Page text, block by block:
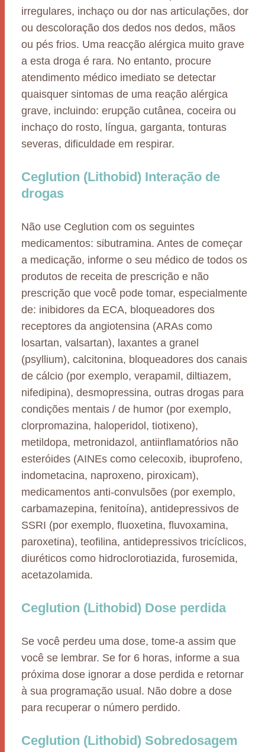
irregulares, inchaço ou dor nas articulações, dor
ou descoloração dos dedos nos dedos, mãos
ou pés frios. Uma reacção alérgica muito grave
a esta droga é rara. No entanto, procure
atendimento médico imediato se detectar
quaisquer sintomas de uma reação alérgica
grave, incluindo: erupção cutânea, coceira ou
inchaço do rosto, língua, garganta, tonturas
severas, dificuldade em respirar.
Ceglution (Lithobid) Interação de
drogas
Não use Ceglution com os seguintes
medicamentos: sibutramina. Antes de começar
a medicação, informe o seu médico de todos os
produtos de receita de prescrição e não
prescrição que você pode tomar, especialmente
de: inibidores da ECA, bloqueadores dos
receptores da angiotensina (ARAs como
losartan, valsartan), laxantes a granel
(psyllium), calcitonina, bloqueadores dos canais
de cálcio (por exemplo, verapamil, diltiazem,
nifedipina), desmopressina, outras drogas para
condições mentais / de humor (por exemplo,
clorpromazina, haloperidol, tiotixeno),
metildopa, metronidazol, antiinflamatórios não
esteróides (AINEs como celecoxib, ibuprofeno,
indometacina, naproxeno, piroxicam),
medicamentos anti-convulsões (por exemplo,
carbamazepina, fenitoína), antidepressivos de
SSRI (por exemplo, fluoxetina, fluvoxamina,
paroxetina), teofilina, antidepressivos tricíclicos,
diuréticos como hidroclorotiazida, furosemida,
acetazolamida.
Ceglution (Lithobid) Dose perdida
Se você perdeu uma dose, tome-a assim que
você se lembrar. Se for 6 horas, informe a sua
próxima dose ignorar a dose perdida e retornar
à sua programação usual. Não dobre a dose
para recuperar o número perdido.
Ceglution (Lithobid) Sobredosagem